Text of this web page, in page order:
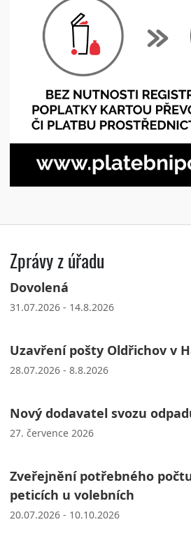
Zprávy z úřadu
Dovolená
31.07.2026 - 14.8.2026
Uzavření pošty Oldřichov v
28.07.2026 - 8.8.2026
Nový dodavatel svozu
27. července 2026
Zveřejnění potřebného
peticích u volebních
20.07.2026 - 10.10.2026